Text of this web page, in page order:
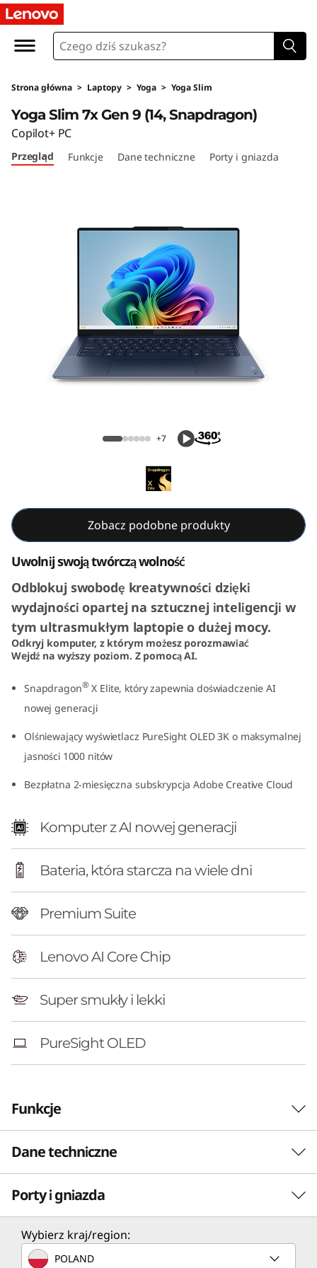
L
n
o
v
o
e
n
9
1
4
S
n
p
a
g
o
n
A
C
o
p
Strona główna > Laptopy > Yoga > Yoga Slim
Yoga Slim 7x Gen 9 (14, Snapdragon)
Copilot+ PC
Przegląd Funkcje Dane techniczne Porty i gniazda
+7
Zobacz podobne produkty
Uwolnij swoją twórczą wolność
Odblokuj swobodę kreatywności dzięki
wydajności opartej na sztucznej inteligencji w
tym ultrasmukłym laptopie o dużej mocy.
Odkryj komputer, z którym możesz porozmawiać
Wejdź na wyższy poziom. Z pomocą AI.
Snapdragon® X Elite, który zapewnia doświadczenie AI
nowej generacji
Olśniewający wyświetlacz PureSight OLED 3K o maksymalnej
jasności 1000 nitów
Bezpłatna 2-miesięczna subskrypcja Adobe Creative Cloud
Komputer z AI nowej generacji
Bateria, która starcza na wiele dni
Premium Suite
Lenovo AI Core Chip
Super smukły i lekki
PureSight OLED
Funkcje
STWORZONE DLA TWÓRCÓW
Tam, gdzie sztuczna
inteligencja spotyka się
z Twoją twórczością
Dane techniczne
PERFORMANCE
Procesor
Snapdragon X Elite (12 rdzeni)
Porty i gniazda
Wybierz kraj/region:
POLAND